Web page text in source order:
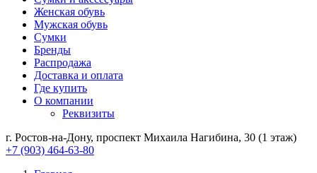
Женская обувь
Мужская обувь
Сумки
Бренды
Распродажа
Доставка и оплата
Где купить
О компании
Реквизиты
г. Ростов-на-Дону, проспект Михаила Нагибина, 30 (1 этаж)
+7 (903) 464-63-80